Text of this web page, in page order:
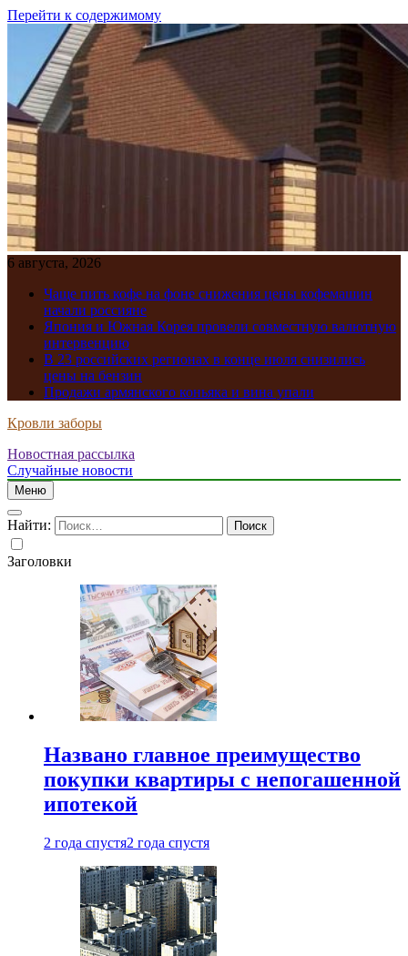
Перейти к содержимому
6 августа, 2026
Чаще пить кофе на фоне снижения цены кофемашин
начали россияне
Япония и Южная Корея провели совместную валютную
интервенцию
В 23 российских регионах в конце июля снизились
цены на бензин
Продажи армянского коньяка и вина упали
Кровли заборы
Новостная рассылка
Случайные новости
Меню
Найти:
Заголовки
Названо главное преимущество
покупки квартиры с непогашенной
ипотекой
2 года спустя2 года спустя